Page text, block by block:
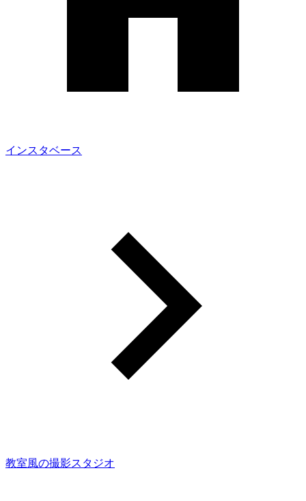
インスタベース
教室風の撮影スタジオ